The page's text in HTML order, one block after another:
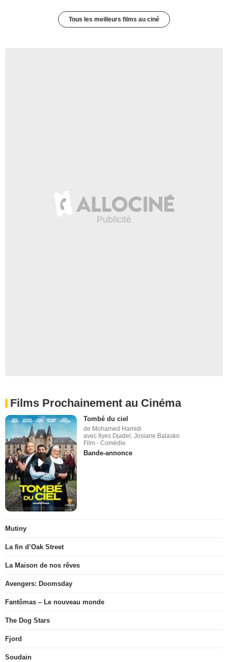
Tous les meilleurs films au ciné
Films Prochainement au Cinéma
Tombé du ciel
de Mohamed Hamidi
avec Ilyes Djadel, Josiane Balasko
Film - Comédie
Bande-annonce
Mutiny
La fin d’Oak Street
La Maison de nos rêves
Avengers: Doomsday
Fantômas – Le nouveau monde
The Dog Stars
Fjord
Soudain